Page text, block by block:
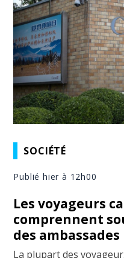
SOCIÉTÉ
Publié hier à 12h00
Les voyageurs
comprennent
des ambassades
La plupart des